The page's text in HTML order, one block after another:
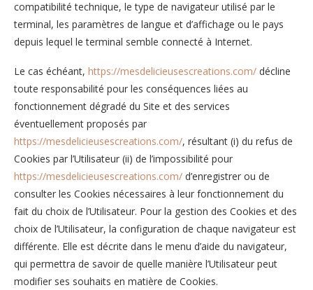
compatibilité technique, le type de navigateur utilisé par le
terminal, les paramètres de langue et d’affichage ou le pays
depuis lequel le terminal semble connecté à Internet.
Le cas échéant, https://mesdelicieusescreations.com/ décline
toute responsabilité pour les conséquences liées au
fonctionnement dégradé du Site et des services
éventuellement proposés par
https://mesdelicieusescreations.com/, résultant (i) du refus de
Cookies par l’Utilisateur (ii) de l’impossibilité pour
https://mesdelicieusescreations.com/ d’enregistrer ou de
consulter les Cookies nécessaires à leur fonctionnement du
fait du choix de l’Utilisateur. Pour la gestion des Cookies et des
choix de l’Utilisateur, la configuration de chaque navigateur est
différente. Elle est décrite dans le menu d’aide du navigateur,
qui permettra de savoir de quelle manière l’Utilisateur peut
modifier ses souhaits en matière de Cookies.